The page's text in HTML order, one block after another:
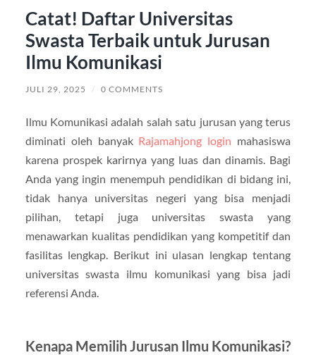
Catat! Daftar Universitas
Swasta Terbaik untuk Jurusan
Ilmu Komunikasi
JULI 29, 2025 / 0 COMMENTS
Ilmu Komunikasi adalah salah satu jurusan yang terus
diminati oleh banyak Rajamahjong login mahasiswa
karena prospek karirnya yang luas dan dinamis. Bagi
Anda yang ingin menempuh pendidikan di bidang ini,
tidak hanya universitas negeri yang bisa menjadi
pilihan, tetapi juga universitas swasta yang
menawarkan kualitas pendidikan yang kompetitif dan
fasilitas lengkap. Berikut ini ulasan lengkap tentang
universitas swasta ilmu komunikasi yang bisa jadi
referensi Anda.
Kenapa Memilih Jurusan Ilmu Komunikasi?